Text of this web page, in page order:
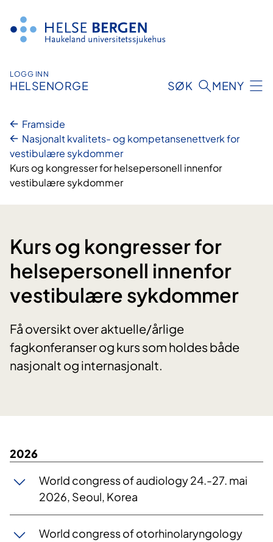
innhald
LOGG INN
HELSENORGE SØK MENY
Framside
Nasjonalt kvalitets- og kompetansenettverk for
vestibulære sykdommer
Kurs og kongresser for helsepersonell innenfor
vestibulære sykdommer
Kurs og kongresser for
helsepersonell innenfor
vestibulære sykdommer
Få oversikt over aktuelle/årlige
fagkonferanser og kurs som holdes både
nasjonalt og internasjonalt.
2026
World congress of audiology 24.-27. mai
2026, Seoul, Korea
World congress of otorhinolaryngology